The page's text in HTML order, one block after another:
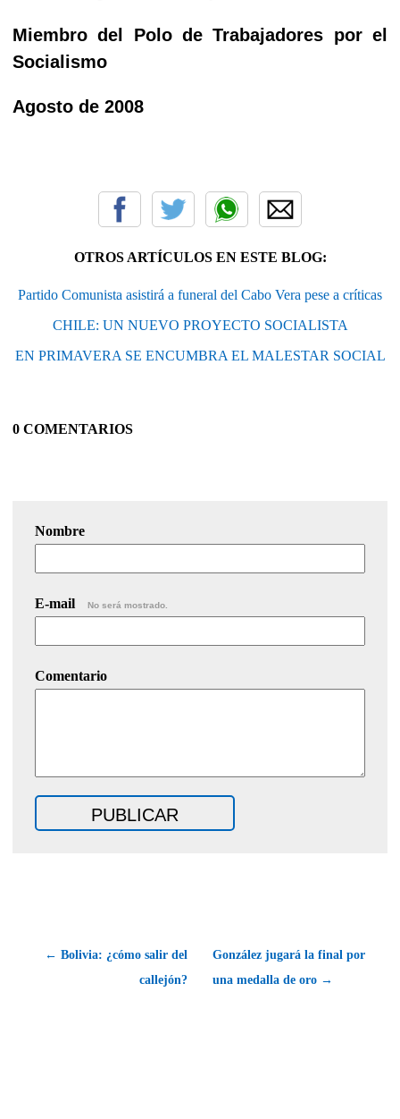
Miembro del Polo de Trabajadores por el
Socialismo
Agosto de 2008
OTROS ARTÍCULOS EN ESTE BLOG:
Partido Comunista asistirá a funeral del Cabo Vera pese a críticas
CHILE: UN NUEVO PROYECTO SOCIALISTA
EN PRIMAVERA SE ENCUMBRA EL MALESTAR SOCIAL
0 COMENTARIOS
Nombre
E-mail No será mostrado.
Comentario
← Bolivia: ¿cómo salir del
callejón?
González jugará la final por
una medalla de oro →